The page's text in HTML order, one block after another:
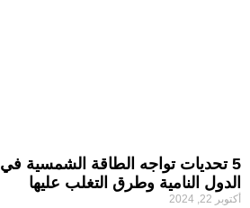
5 تحديات تواجه الطاقة الشمسية في
الدول النامية وطرق التغلب عليها
أكتوبر 22, 2024